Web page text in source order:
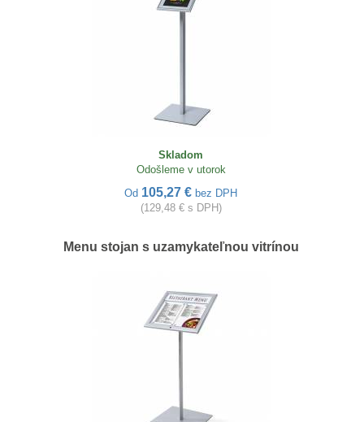
Skladom
Odošleme v utorok
Od 105,27 € bez DPH
(129,48 € s DPH)
Menu stojan s uzamykateľnou vitrínou